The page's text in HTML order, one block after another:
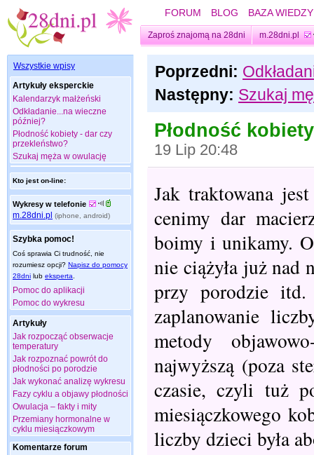
FORUM BLOG BAZA WIEDZY
Zaproś znajomą na 28dni m.28dni.pl
Wszystkie wpisy
Artykuły eksperckie
Kalendarzyk małżeński
Odkładanie...na wieczne
później?
Płodność kobiety - dar czy
przekleństwo?
Szukaj męża w owulację
Kto jest on-line:
Wykresy w telefonie
m.28dni.pl (iphone, android)
Szybka pomoc!
Coś sprawia Ci trudność, nie
rozumiesz opcji? Napisz do pomocy
28dni lub eksperta
Pomoc do aplikacji
Pomoc do wykresu
Artykuły
Jak rozpocząć obserwacje
temperatury
Jak rozpoznać powrót do
płodności po porodzie
Jak wykonać analizę wykresu
Fazy cyklu a objawy płodności
Owulacja – fakty i mity
Przemiany hormonalne w
cyklu miesiączkowym
Komentarze forum
Poprzedni:
Następny: Szukaj
Płodność
19 Lip 20:48
Jak traktowana
cenimy dar
boimy i unikamy.
nie ciążyła już
przy porodzie itd.
zaplanowanie
metody
najwyższą (poza
czasie, czyli tuż
miesiączkowego
liczby dzieci była